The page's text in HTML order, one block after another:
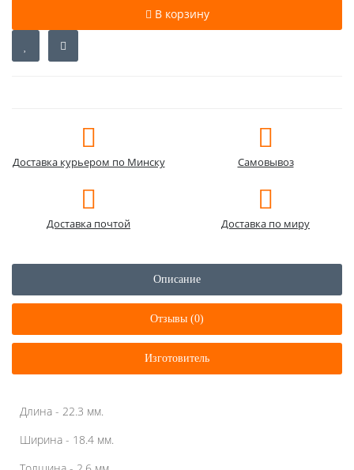
В корзину
Доставка курьером по Минску Самовывоз
Доставка почтой Доставка по миру
Описание
Отзывы (0)
Изготовитель
Длина - 22.3 мм.
Ширина - 18.4 мм.